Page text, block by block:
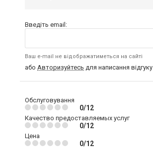
Введіть email:
Ваш e-mail не відображатиметься на сайті
або Авторизуйтесь для написання відгуку
Обслуговування
0/12
Качество предоставляемых услуг
0/12
Цена
0/12